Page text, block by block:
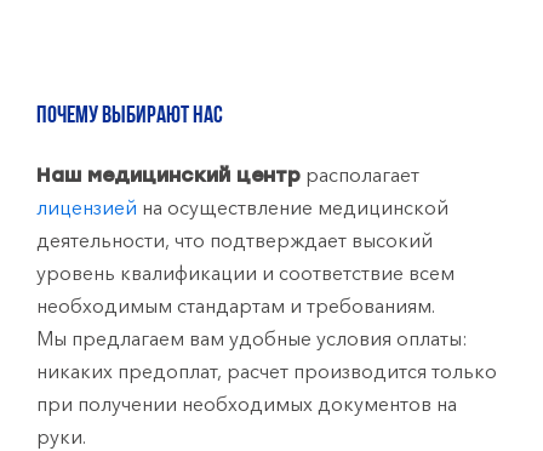
ПОЧЕМУ ВЫБИРАЮТ НАС
Наш медицинский центр располагает
лицензией на осуществление медицинской
деятельности, что подтверждает высокий
уровень квалификации и соответствие всем
необходимым стандартам и требованиям.
Мы предлагаем вам удобные условия оплаты:
никаких предоплат, расчет производится только
при получении необходимых документов на
руки.